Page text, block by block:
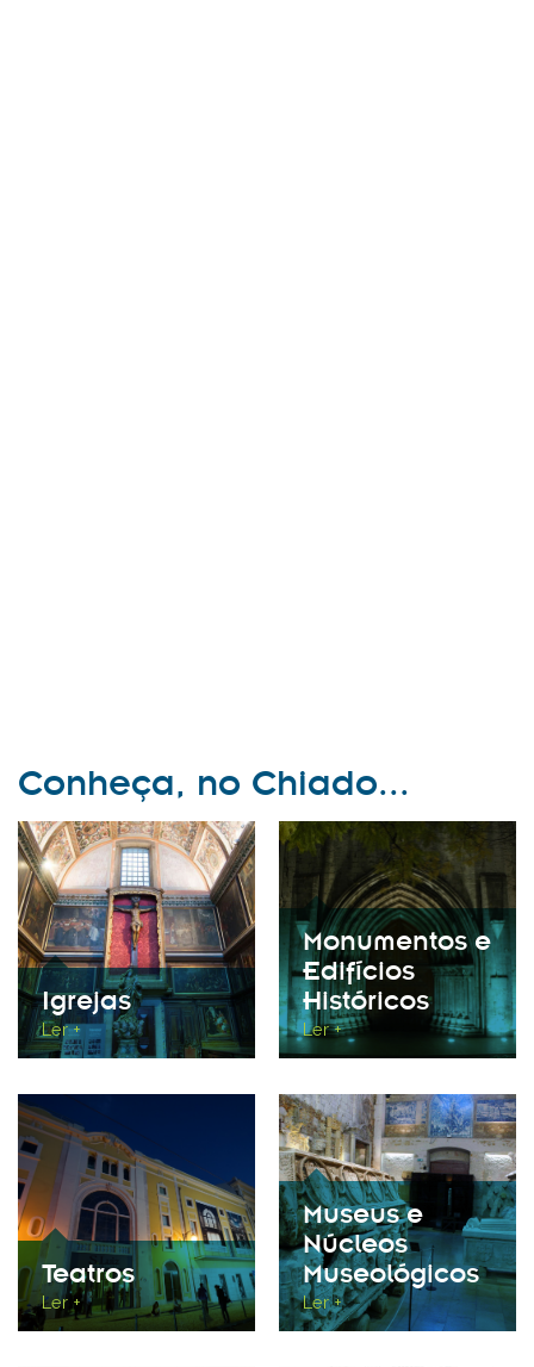
Conheça, no Chiado...
Igrejas
Ler +
Monumentos e
Edifícios
Históricos
Ler +
Teatros
Ler +
Museus e
Núcleos
Museológicos
Ler +